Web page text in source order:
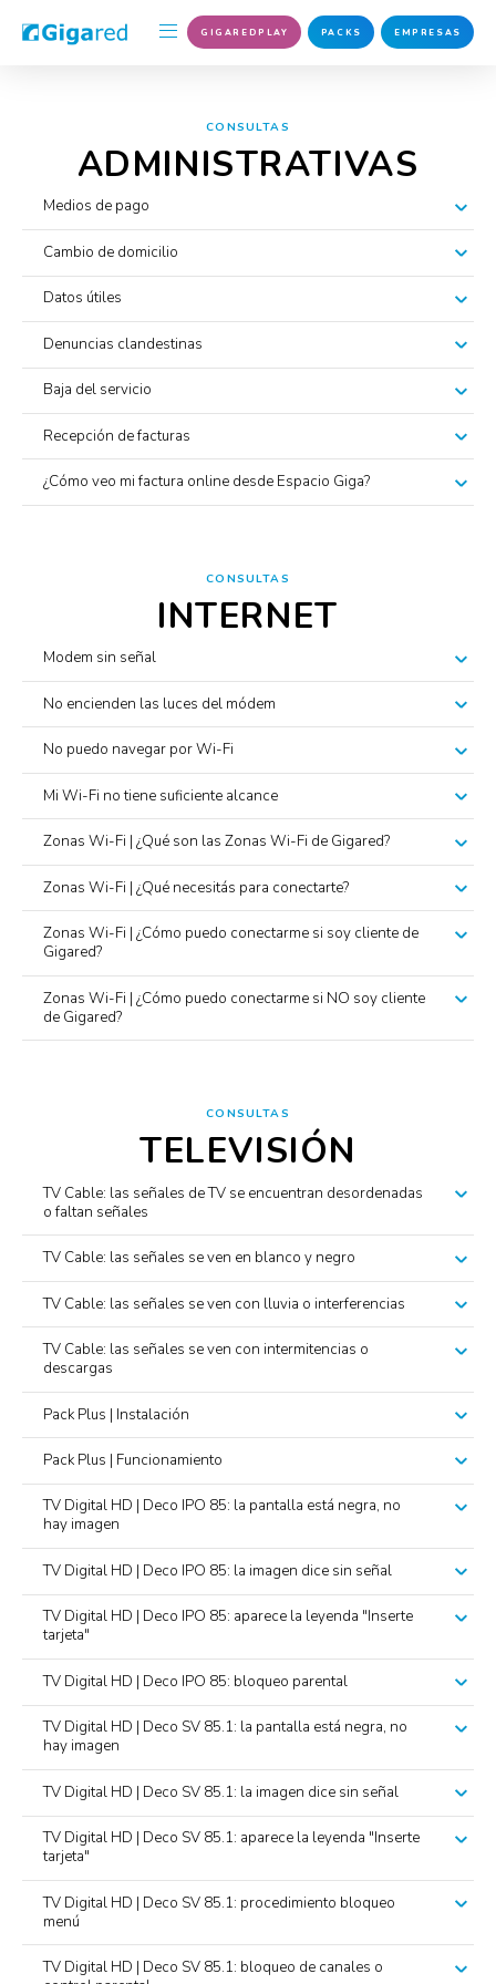
GIGAREDPLAY PACKS EMPRESAS
CONSULTAS
ADMINISTRATIVAS
Medios de pago
Cambio de domicilio
Datos útiles
Denuncias clandestinas
Baja del servicio
Recepción de facturas
¿Cómo veo mi factura online desde Espacio Giga?
CONSULTAS
INTERNET
Modem sin señal
No encienden las luces del módem
No puedo navegar por Wi-Fi
Mi Wi-Fi no tiene suficiente alcance
Zonas Wi-Fi | ¿Qué son las Zonas Wi-Fi de Gigared?
Zonas Wi-Fi | ¿Qué necesitás para conectarte?
Zonas Wi-Fi | ¿Cómo puedo conectarme si soy cliente de
Gigared?
Zonas Wi-Fi | ¿Cómo puedo conectarme si NO soy cliente
de Gigared?
CONSULTAS
TELEVISIÓN
TV Cable: las señales de TV se encuentran desordenadas
o faltan señales
TV Cable: las señales se ven en blanco y negro
TV Cable: las señales se ven con lluvia o interferencias
TV Cable: las señales se ven con intermitencias o
descargas
Pack Plus | Instalación
Pack Plus | Funcionamiento
TV Digital HD | Deco IPO 85: la pantalla está negra, no
hay imagen
TV Digital HD | Deco IPO 85: la imagen dice sin señal
TV Digital HD | Deco IPO 85: aparece la leyenda "Inserte
tarjeta"
TV Digital HD | Deco IPO 85: bloqueo parental
TV Digital HD | Deco SV 85.1: la pantalla está negra, no
hay imagen
TV Digital HD | Deco SV 85.1: la imagen dice sin señal
TV Digital HD | Deco SV 85.1: aparece la leyenda "Inserte
tarjeta"
TV Digital HD | Deco SV 85.1: procedimiento bloqueo
menú
TV Digital HD | Deco SV 85.1: bloqueo de canales o